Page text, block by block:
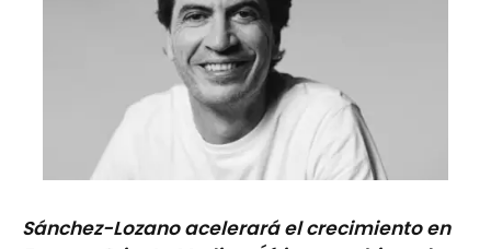
Sánchez-Lozano acelerará el crecimiento en